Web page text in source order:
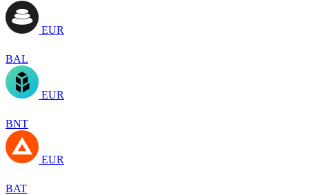
EUR
BAL
EUR
BNT
EUR
BAT